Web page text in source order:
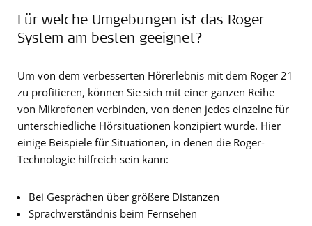
Für welche Umgebungen ist das Roger-
System am besten geeignet?
Um von dem verbesserten Hörerlebnis mit dem Roger 21
zu profitieren, können Sie sich mit einer ganzen Reihe
von Mikrofonen verbinden, von denen jedes einzelne für
unterschiedliche Hörsituationen konzipiert wurde. Hier
einige Beispiele für Situationen, in denen die Roger-
Technologie hilfreich sein kann:
Bei Gesprächen über größere Distanzen
Sprachverständnis beim Fernsehen